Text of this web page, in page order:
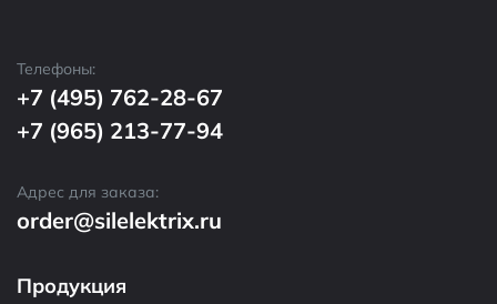
Телефоны:
+7 (495) 762-28-67
+7 (965) 213-77-94
Адрес для заказа:
order@silelektrix.ru
Продукция